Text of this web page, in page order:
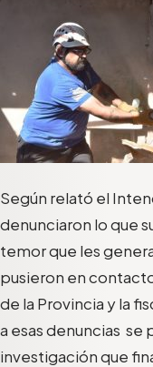
Según relató el
denunciaron lo que
temor que les
pusieron en
de la Provincia y la
a esas denuncias se
investigación que